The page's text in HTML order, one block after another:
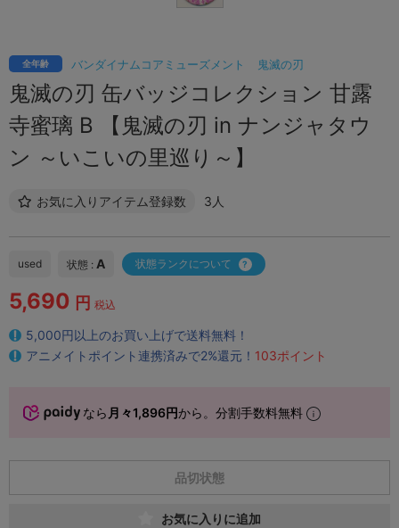
バンダイナムコアミューズメント 鬼滅の刃
全年齢
鬼滅の刃 缶バッジコレクション 甘露
寺蜜璃 B 【鬼滅の刃 in ナンジャタウ
ン ～いこいの里巡り～】
お気に入りアイテム登録数 3人
used 状態 : A 状態ランクについて
5,690 円 税込
5,000円以上のお買い上げで送料無料！
アニメイトポイント連携済みで2%還元！ 103ポイント
なら 月々1,896円から。分割手数料無料
品切状態
お気に入りに追加